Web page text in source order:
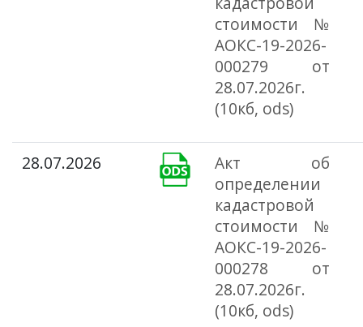
стоимости №
АОКС-19-2026-
000279 от
28.07.2026г.
(10кб, ods)
28.07.2026
Акт об
определении
кадастровой
стоимости №
АОКС-19-2026-
000278 от
28.07.2026г.
(10кб, ods)